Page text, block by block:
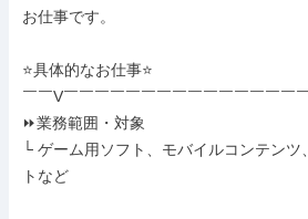
お仕事です。
⭐具体的なお仕事⭐
￣￣V￣￣￣￣￣￣￣￣￣￣￣￣￣￣￣
⏩業務範囲・対象
└ ゲーム用ソフト、モバイルコンテンツ
トなど